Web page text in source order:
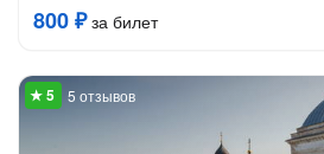
800 ₽за билет
5 отзывов